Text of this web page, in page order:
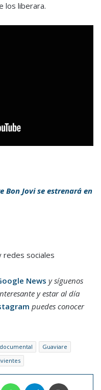
los liberara.
Bon Jovi se estrenará en
redes sociales
News y síguenos
y estar al día
puedes conocer
documental
Guaviare
MessengerWhatsAppTelegram